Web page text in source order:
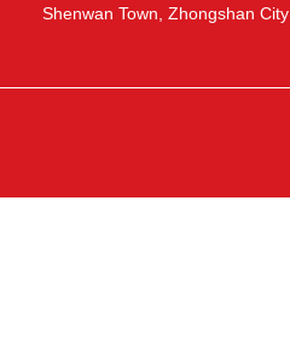
Shenwan Town, Zhongshan City